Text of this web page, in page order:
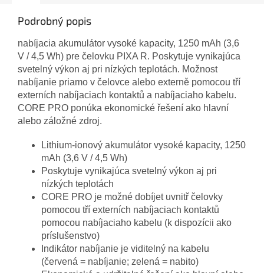
Podrobný popis
nabíjacia akumulátor vysoké kapacity, 1250 mAh (3,6
V / 4,5 Wh) pre čelovku PIXA R. Poskytuje vynikajúca
svetelný výkon aj pri nízkých teplotách. Možnost
nabíjanie priamo v čelovce alebo externě pomocou tří
externích nabíjaciach kontaktů a nabíjaciaho kabelu.
CORE PRO ponúka ekonomické řešení ako hlavní
alebo záložné zdroj.
Lithium-ionový akumulátor vysoké kapacity, 1250
mAh (3,6 V / 4,5 Wh)
Poskytuje vynikajúca svetelný výkon aj pri
nízkých teplotách
CORE PRO je možné dobíjet uvnitř čelovky
pomocou tří externích nabíjaciach kontaktů
pomocou nabíjaciaho kabelu (k dispozícii ako
príslušenstvo)
Indikátor nabíjanie je viditelný na kabelu
(červená = nabíjanie; zelená = nabito)